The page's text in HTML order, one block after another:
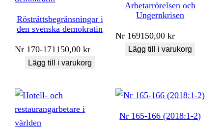
Rösträttsbegränsningar i
den svenska demokratin
Nr 170-171150,00kr
Lägg till i varukorg
Arbetarrörelsen och
Ungernkrisen
Nr 169150,00kr
Lägg till i varukorg
Nr 165-166 (2018:1-2)